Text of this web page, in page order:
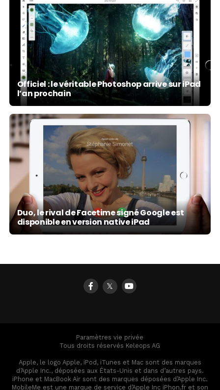
Officiel : le véritable Photoshop arrive sur iPad
l’an prochain
Duo, le rival de Facetime signé Google est
disponible en version native iPad
𝕏
Paramètres vie privée
Tous droits réservés Keleops AG
Apple, le logo Apple, iPod, iTunes et Mac sont des marques
d’Apple Inc., déposées aux États-Unis et dans d’autres pays.
iPhone et MacBook Air sont des marques déposées d’Apple Inc.
MobileMe est une marque de service d’Apple Inc iPhon.fr et son